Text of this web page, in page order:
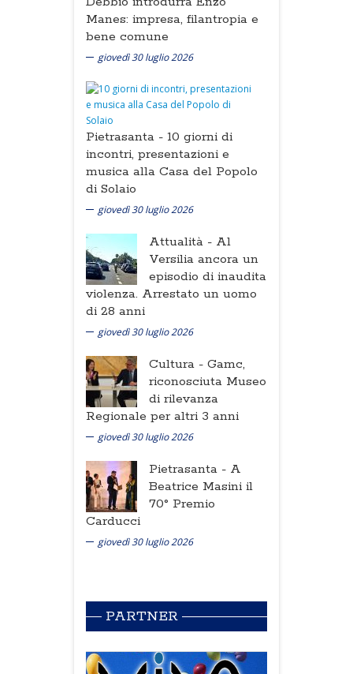
Manes: impresa, filantropia e
bene comune
giovedì 30 luglio 2026
Pietrasanta - 10 giorni di
incontri, presentazioni e
musica alla Casa del Popolo
di Solaio
giovedì 30 luglio 2026
Attualità - Al
Versilia ancora un
episodio di inaudita
violenza. Arrestato un uomo
di 28 anni
giovedì 30 luglio 2026
Cultura - Gamc,
riconosciuta Museo
di rilevanza
Regionale per altri 3 anni
giovedì 30 luglio 2026
Pietrasanta - A
Beatrice Masini il
70° Premio
Carducci
giovedì 30 luglio 2026
PARTNER